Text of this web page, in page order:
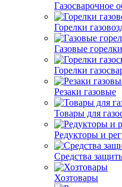
Газосварочное
Горелки
Газовые горелки
Горелки
Резаки газовые
Товары для
Редукторы и
Средства
Хозтовары